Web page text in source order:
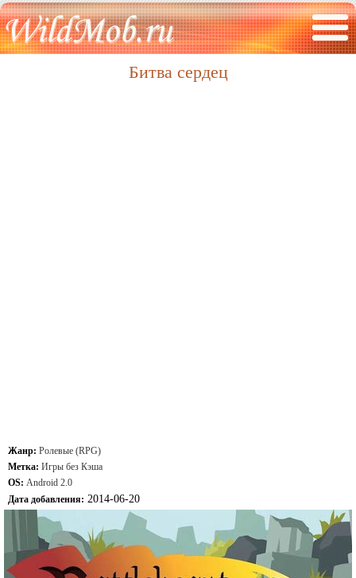
Битва сердец
Жанр: Ролевые (RPG)
Метка: Игры без Кэша
OS: Android 2.0
Дата добавления: 2014-06-20